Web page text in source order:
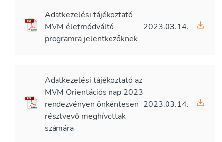
Adatkezelési tájékoztató
MVM életmódváltó
programra jelentkezőknek
2023.03.14.
Adatkezelési tájékoztató az
MVM Orientációs nap 2023
rendezvényen önkéntesen
résztvevő meghívottak
számára
2023.03.14.